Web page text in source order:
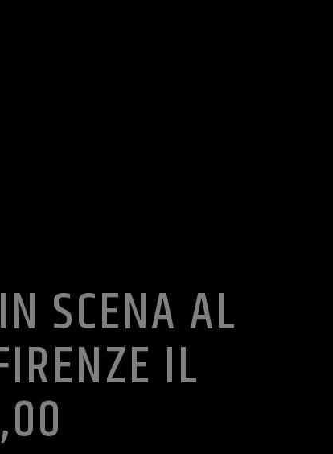
SCENA AL
IL